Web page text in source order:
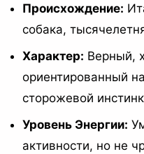
Происхождение:
собака,
Характер: Верный,
ориентированный
сторожевой
Уровень Энергии:
активности, но не